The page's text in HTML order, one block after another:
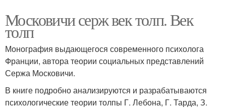
Московичи серж век толп. Век
толп
Монография выдающегося современного психолога
Франции, автора теории социальных представлений
Сержа Московичи.
В книге подробно анализируются и разрабатываются
психологические теории толпы Г. Лебона, Г. Тарда, З.